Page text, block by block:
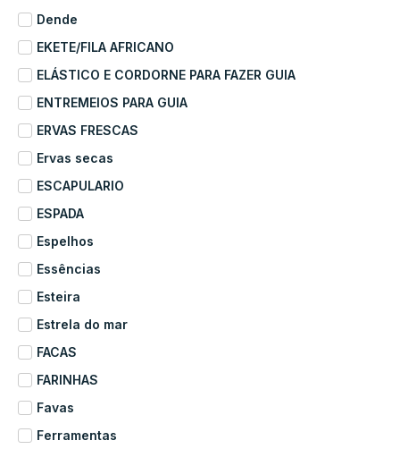
Dende
EKETE/FILA AFRICANO
ELÁSTICO E CORDORNE PARA FAZER GUIA
ENTREMEIOS PARA GUIA
ERVAS FRESCAS
Ervas secas
ESCAPULARIO
ESPADA
Espelhos
Essências
Esteira
Estrela do mar
FACAS
FARINHAS
Favas
Ferramentas